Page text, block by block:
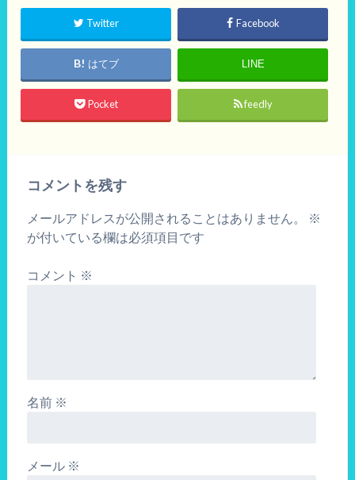
Twitter Facebook
はてブ LINE
Pocket feedly
コメントを残す
メールアドレスが公開されることはありません。
※
が付いている欄は必須項目です
コメント ※
名前 ※
メール ※